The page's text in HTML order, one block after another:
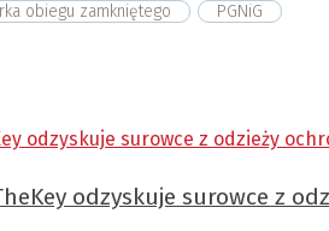
obiegu zamkniętego PGNiG
odzyskuje surowce z